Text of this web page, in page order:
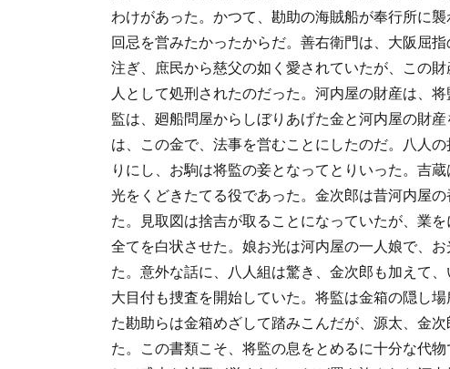
わけがあった。かつて、勘助の海賊船が奉行所に
回忌を営みたかったからだ。善右衛門は、大阪屈
注ぎ、庶民から慈父の如く愛されていたが、この
人として処刑されたのだった。河内屋の財産は、
監は、廻船問屋からしぼりあげた金と河内屋の財
は、この金で、法事を営むことにしたのだ。八人
りにし、お駒は将監の妾となってとりいった。吉
光をくどきたてる役であった。金次郎は昔河内屋
た。見取図は捨吉が取ることになっていたが、業
全てを白状させた。娘お光は河内屋の一人娘で、
た。意外な話に、八人組は驚き、金次郎も加えて
大目付も捜査を開始していた。将監は金箱の隠し
た勘助らは金箱めざして踏みこんだが、源太、金
た。この書類こそ、将監の息をとめるに十分な代